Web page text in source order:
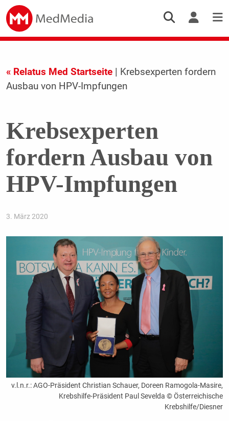
« Relatus Med Startseite| Krebsexperten fordern
Ausbau von HPV-Impfungen
Krebsexperten
fordern Ausbau von
HPV-Impfungen
3. März 2020
v.l.n.r.: AGO-Präsident Christian Schauer, Doreen Ramogola-Masire,
Krebshilfe-Präsident Paul Sevelda © Österreichische
Krebshilfe/Diesner